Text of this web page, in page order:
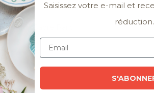
Collection Sabre Paris
Saisissez votre e-mail et
réduction.